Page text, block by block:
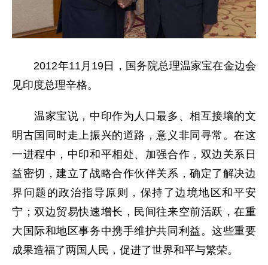
2012年11月19日，国务院总理温家宝在金边会
见印度总理辛格。
温家宝说，中印作为人口最多、相互接壤的文
明古国同时走上振兴的道路，意义非同寻常。在这
一进程中，中印和平相处、加强合作，双边关系日
益密切，建立了战略合作伙伴关系，确定了解决边
界问题的政治指导原则，保持了边境地区和平安
宁；双边贸易快速增长，民间往来空前活跃，在重
大国际和地区事务中携手维护共同利益。这些重要
成果造福了两国人民，促进了世界和平与繁荣。